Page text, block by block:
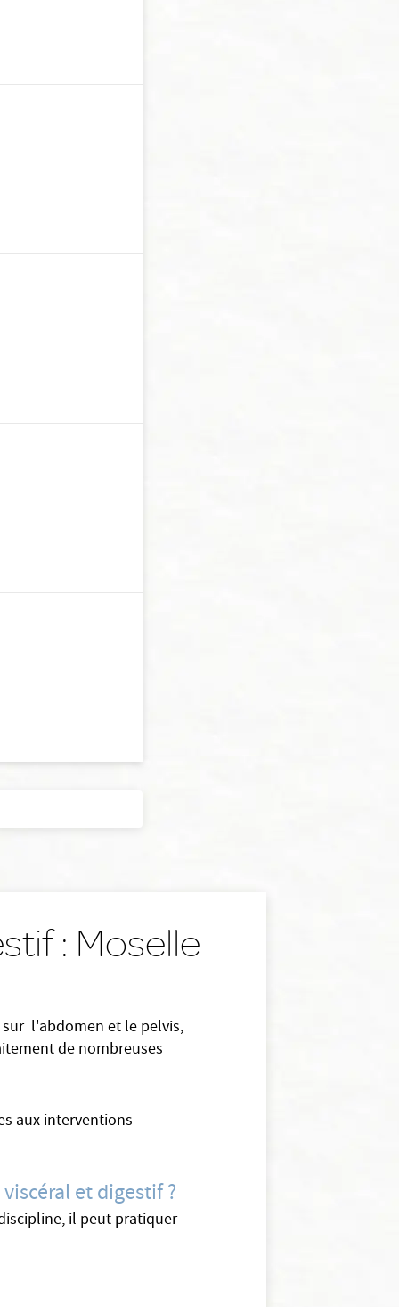
: Moselle
l'abdomen et le pelvis,
de nombreuses
aux interventions
et digestif ?
il peut pratiquer